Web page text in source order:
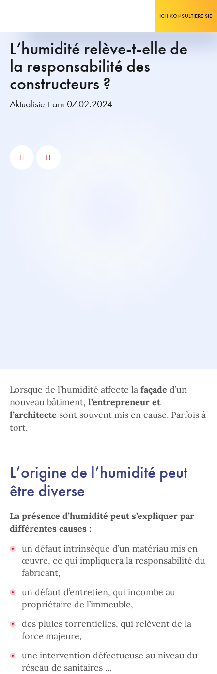
ICH KONSULTIERE SIE
L’humidité relève-t-elle de
la responsabilité des
constructeurs ?
Aktualisiert am 07.02.2024
Lorsque de l’humidité affecte la façade d’un
nouveau bâtiment, l’entrepreneur et
l’architecte sont souvent mis en cause. Parfois à
tort.
L’origine de l’humidité peut
être diverse
La présence d’humidité peut s’expliquer par
différentes causes :
un défaut intrinsèque d’un matériau mis en
œuvre, ce qui impliquera la responsabilité du
fabricant,
un défaut d’entretien, qui incombe au
propriétaire de l’immeuble,
des pluies torrentielles, qui relèvent de la
force majeure,
une intervention défectueuse au niveau du
réseau de sanitaires …